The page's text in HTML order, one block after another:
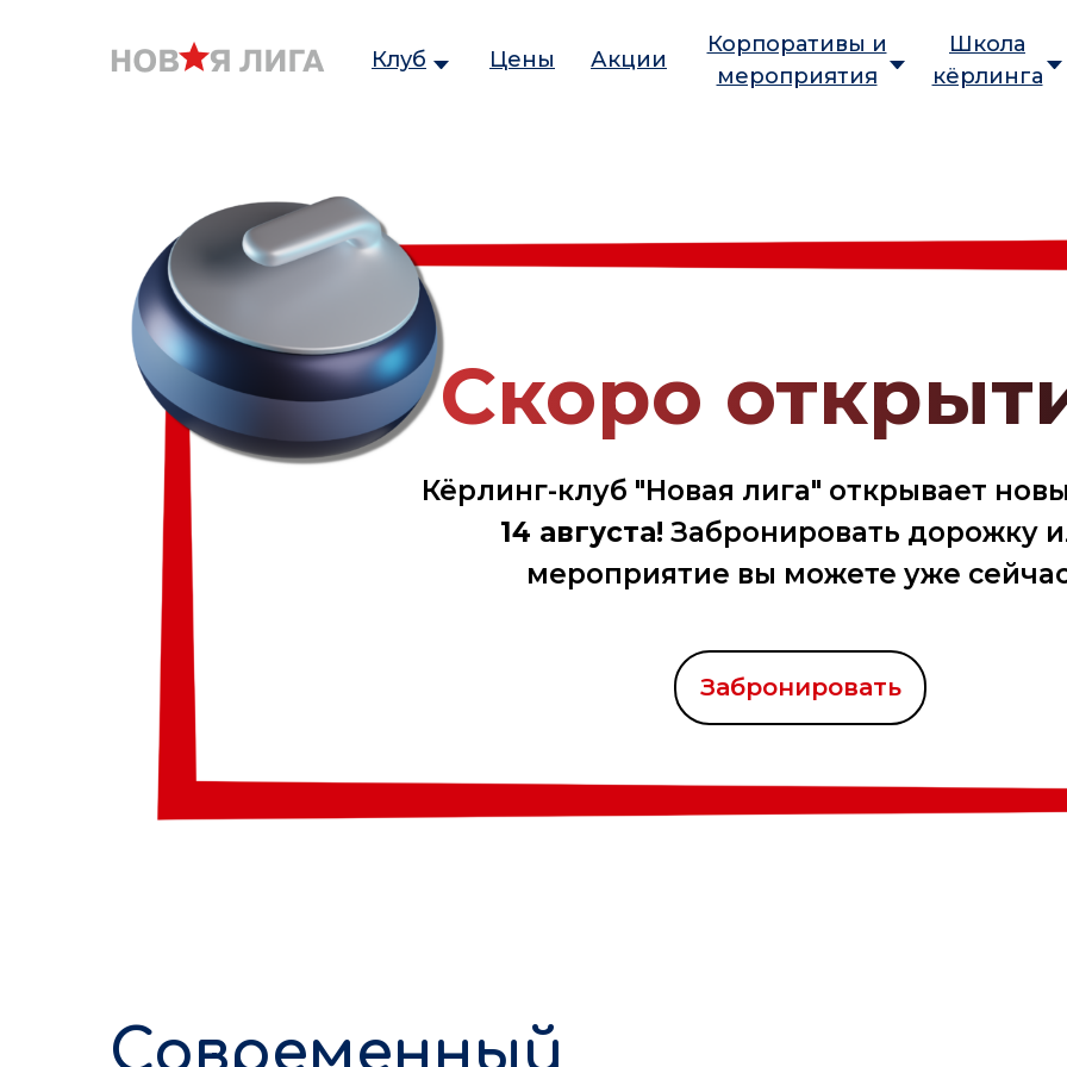
Клуб Цены Акции
Школа
кёрлинга
Корпоративы и
мероприятия
Кёрлинг-клуб "Новая лига" открывает
14 августа! Забронировать дорожку
мероприятие вы можете уже
Скоро
Забронировать